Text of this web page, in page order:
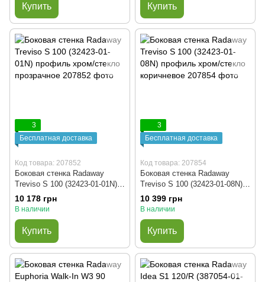
Купить Купить
3
Бесплатная доставка
Код товара: 207852
Боковая стенка Radaway
Treviso S 100 (32423-01-01N)
профиль хром/стекло
прозрачное
10 178 грн
В наличии
Купить
3
Бесплатная доставка
Код товара: 207854
Боковая стенка Radaway
Treviso S 100 (32423-01-08N)
профиль хром/стекло
коричневое
10 399 грн
В наличии
Купить